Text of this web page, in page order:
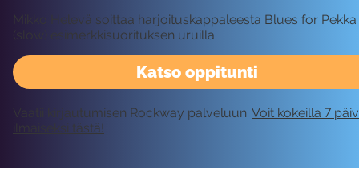
Katso oppitunti
Mikko Helevä soittaa harjoituskappaleesta Blues for Pekka
(slow) esimerkkisuorituksen uruilla.
Vaatii kirjautumisen Rockway palveluun. Voit kokeilla 7
ilmaiseksi tästä!